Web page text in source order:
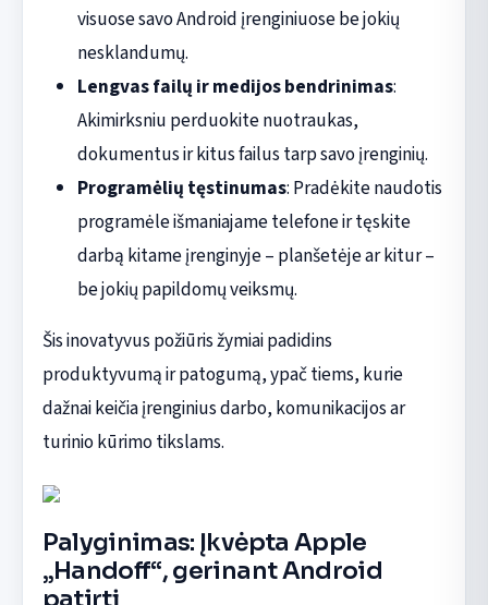
visuose savo Android įrenginiuose be jokių
nesklandumų.
Lengvas failų ir medijos bendrinimas:
Akimirksniu perduokite nuotraukas,
dokumentus ir kitus failus tarp savo įrenginių.
Programėlių tęstinumas: Pradėkite naudotis
programėle išmaniajame telefone ir tęskite
darbą kitame įrenginyje – planšetėje ar kitur –
be jokių papildomų veiksmų.
Šis inovatyvus požiūris žymiai padidins
produktyvumą ir patogumą, ypač tiems, kurie
dažnai keičia įrenginius darbo, komunikacijos ar
turinio kūrimo tikslams.
Palyginimas: Įkvėpta Apple
„Handoff“, gerinant Android
patirtį